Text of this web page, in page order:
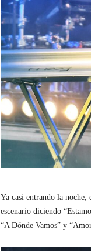
Ya casi entrando la
escenario diciendo
“A Dónde Vamos” y